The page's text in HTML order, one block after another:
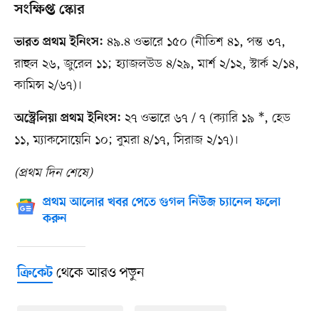
সংক্ষিপ্ত স্কোর
ভারত প্রথম ইনিংস: ৪৯.৪ ওভারে ১৫০ (নীতিশ ৪১, পন্ত ৩৭,
রাহুল ২৬, জুরেল ১১; হ্যাজলউড ৪/২৯, মার্শ ২/১২, স্টার্ক ২/১৪,
কামিন্স ২/৬৭)।
অস্ট্রেলিয়া প্রথম ইনিংস: ২৭ ওভারে ৬৭ / ৭ (ক্যারি ১৯ *, হেড
১১, ম্যাকসোয়েনি ১০; বুমরা ৪/১৭, সিরাজ ২/১৭)।
(প্রথম দিন শেষে)
প্রথম আলোর খবর পেতে গুগল নিউজ চ্যানেল ফলো
করুন
ক্রিকেটথেকে আরও পড়ুন